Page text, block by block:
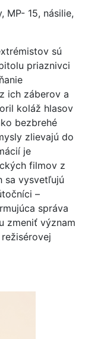
MP- 15, násilie,
sú
priaznivci
ich záberov a
koláž hlasov
bezbrehé
zlievajú do
je
filmov z
sa vysvetľujú
–
správa
zmeniť význam